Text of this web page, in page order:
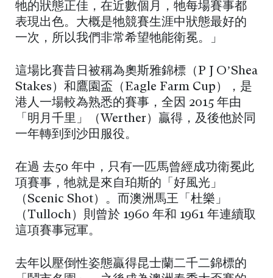
牠的狀態正佳，在近數個月，牠每場賽事都
表現出色。大概是牠競賽生涯中狀態最好的
一次，所以我們非常希望牠能衛冕。」
這場比賽昔日被稱為奧斯雅錦標（P J O’Shea
Stakes）和鷹園盃（Eagle Farm Cup），是
港人一場較為熟悉的賽事，全因 2015 年由
「明月千里」（Werther）贏得，及後他於同
一年轉到到沙田服役。
在過 去50 年中，只有一匹馬曾經成功衛冕此
項賽事，牠就是來自珀斯的「好風光」
（Scenic Shot）。而澳洲馬王「杜樂」
（Tulloch）則曾於 1960 年和 1961 年連續取
這項賽事冠軍。
去年以壓倒性姿態贏得昆士蘭二千二錦標的